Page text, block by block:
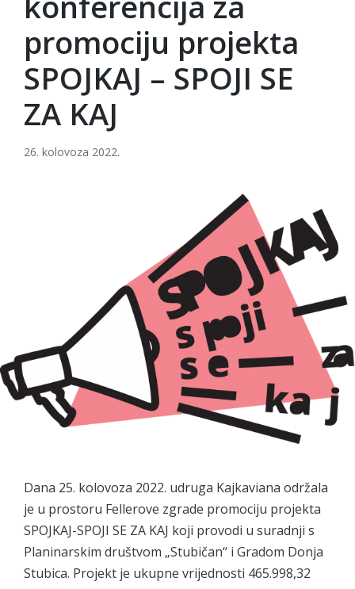
promociju projekta
SPOJKAJ – SPOJI SE
ZA KAJ
26. kolovoza 2022.
Dana 25. kolovoza 2022. udruga Kajkaviana održala
je u prostoru Fellerove zgrade promociju projekta
SPOJKAJ-SPOJI SE ZA KAJ koji provodi u suradnji s
Planinarskim društvom „Stubičan“ i Gradom Donja
Stubica. Projekt je ukupne vrijednosti 465.998,32